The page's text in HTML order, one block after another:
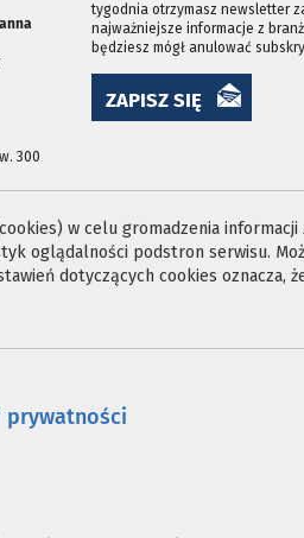
300
tygodnia otrzymasz newsletter
najważniejsze informacje z
będziesz mógł anulować
ZAPISZ SIĘ
w celu gromadzenia
oglądalności podstron serwisu.
dotyczących cookies oznacza,